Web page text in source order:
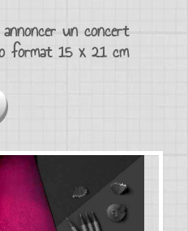
un concert
format 15 x 21 cm